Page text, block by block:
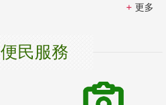
更多
便民服務